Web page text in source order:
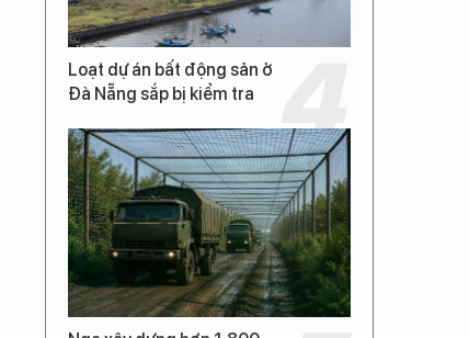
Loạt dự án bất động sản ở
Đà Nẵng sắp bị kiểm tra